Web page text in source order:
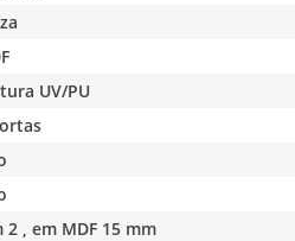
UV/PU
2 , em MDF 15 mm